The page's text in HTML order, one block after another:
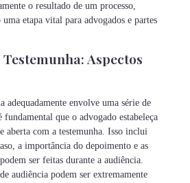
o resultado de um processo,
etapa vital para advogados e partes
Aspectos
adequadamente envolve uma série de
fundamental que o advogado estabeleça
aberta com a testemunha. Isso inclui
a importância do depoimento e as
ser feitas durante a audiência.
audiência podem ser extremamente